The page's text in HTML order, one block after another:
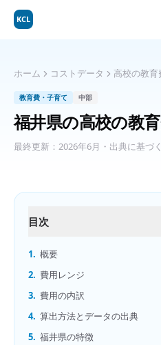
KCL
ホーム コストデータ 高校の教育
教育費・子育て 中部
福井県の高校の教
最終更新： 2026年6月 ・出典に基づ
目次
1. 概要
2. 費用レンジ
3. 費用の内訳
4. 算出方法とデータの出典
5. 福井県の特徴